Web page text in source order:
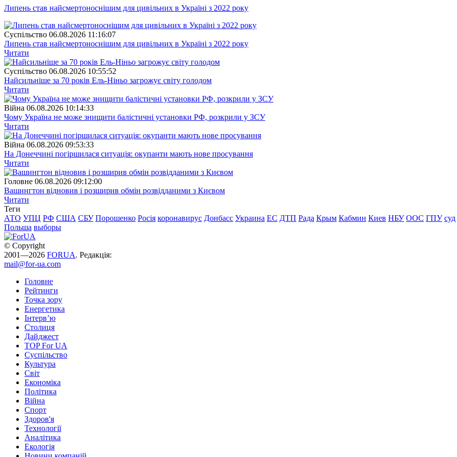
Липень став найсмертоноснішим для цивільних в Україні з 2022 року
Суспiльство 06.08.2026 11:16:07
Липень став найсмертоноснішим для цивільних в Україні з 2022 року
Читати
Суспiльство 06.08.2026 10:55:52
Найсильніше за 70 років Ель-Ніньо загрожує світу голодом
Читати
Війна 06.08.2026 10:14:33
Чому Україна не може знищити балістичні установки РФ, розкрили у ЗСУ
Читати
Війна 06.08.2026 09:53:33
На Донеччині погіршилася ситуація: окупанти мають нове просування
Читати
Головне 06.08.2026 09:12:00
Вашингтон відновив і розширив обмін розвідданими з Києвом
Читати
Теги
АТО УПЦ РФ США СБУ Порошенко Росія коронавирус Донбасс Украина ЕС ДТП Рада Крым Кабмин Киев НБУ ООС ГПУ суд
Польша выборы
© Copyright
2001—2026 FORUA. Редакція:
mail@for-ua.com
Головне
Рейтинги
Точка зору
Енергетика
Інтерв’ю
Столиця
Дайджест
TOP For UA
Суспiльство
Культура
Світ
Економіка
Політика
Війна
Спорт
Здоров'я
Технології
Аналітика
Екологія